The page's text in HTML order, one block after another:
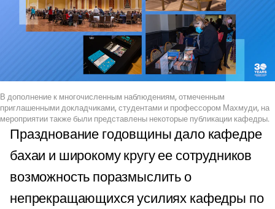
В дополнение к многочисленным наблюдениям, отмеченным
приглашенными докладчиками, студентами и профессором Махмуди, на
мероприятии также были представлены некоторые публикации кафедры.
Празднование годовщины дало кафедре
бахаи и широкому кругу ее сотрудников
возможность поразмыслить о
непрекращающихся усилиях кафедры по